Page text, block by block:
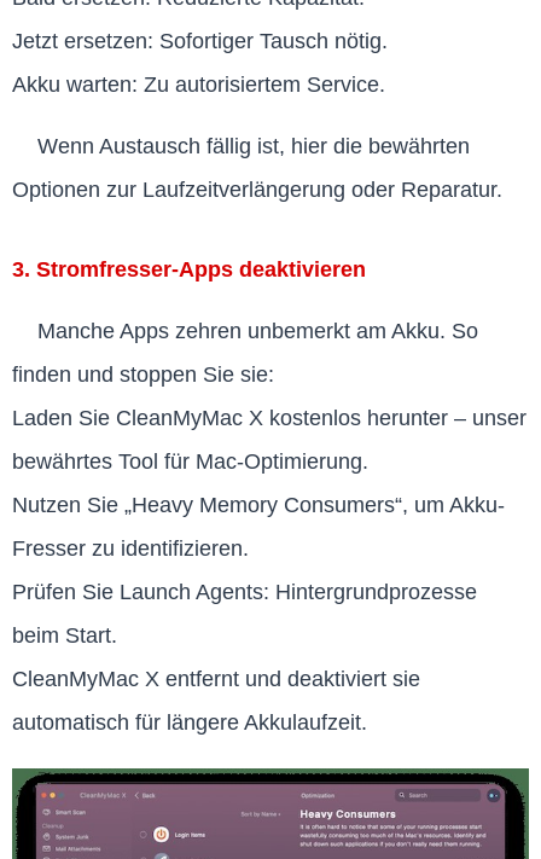
Jetzt ersetzen: Sofortiger Tausch nötig.
Akku warten: Zu autorisiertem Service.
Wenn Austausch fällig ist, hier die bewährten
Optionen zur Laufzeitverlängerung oder Reparatur.
3. Stromfresser-Apps deaktivieren
Manche Apps zehren unbemerkt am Akku. So
finden und stoppen Sie sie:
Laden Sie CleanMyMac X kostenlos herunter – unser
bewährtes Tool für Mac-Optimierung.
Nutzen Sie „Heavy Memory Consumers“, um Akku-
Fresser zu identifizieren.
Prüfen Sie Launch Agents: Hintergrundprozesse
beim Start.
CleanMyMac X entfernt und deaktiviert sie
automatisch für längere Akkulaufzeit.